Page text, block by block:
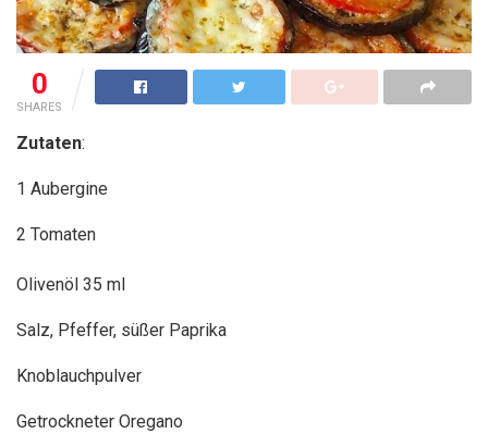
0
SHARES
Zutaten:
1 Aubergine
2 Tomaten
Olivenöl 35 ml
Salz, Pfeffer, süßer Paprika
Knoblauchpulver
Getrockneter Oregano